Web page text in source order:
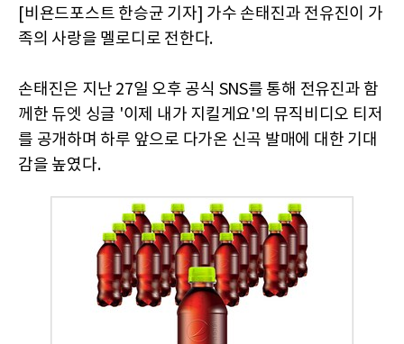
[비욘드포스트 한승균 기자] 가수 손태진과 전유진이 가
족의 사랑을 멜로디로 전한다.
손태진은 지난 27일 오후 공식 SNS를 통해 전유진과 함
께한 듀엣 싱글 '이제 내가 지킬게요'의 뮤직비디오 티저
를 공개하며 하루 앞으로 다가온 신곡 발매에 대한 기대
감을 높였다.